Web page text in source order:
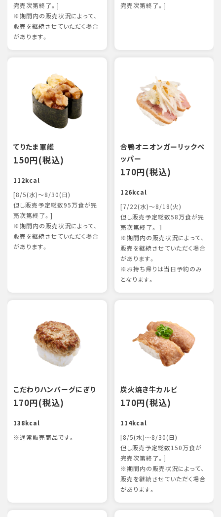
完売次第終了。]
※期間内の販売状況によって、
販売を継続させていただく場合
があります。
完売次第終了。]
てりたま軍艦
150円(税込)
112kcal
[8/5(水)～8/30(日)
但し販売予定総数95万食が完
売次第終了。]
※期間内の販売状況によって、
販売を継続させていただく場合
があります。
合鴨オニオンガーリックペ
ッパー
170円(税込)
126kcal
[7/22(水)～8/18(火)
但し販売予定総数58万食が完
売次第終了。 ］
※期間内の販売状況によって、
販売を継続させていただく場合
があります。
※お持ち帰りは当日予約のみ
となります。
こだわりハンバーグにぎり
170円(税込)
138kcal
※通常販売商品です。
炭火焼き牛カルビ
170円(税込)
114kcal
[8/5(水)～8/30(日)
但し販売予定総数150万食が
完売次第終了。]
※期間内の販売状況によって、
販売を継続させていただく場合
があります。